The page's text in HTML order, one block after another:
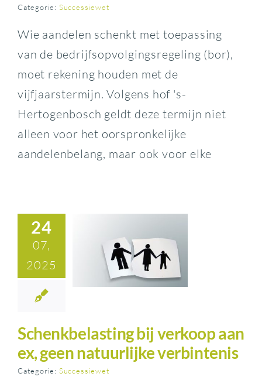
Categorie: Successiewet
Wie aandelen schenkt met toepassing
van de bedrijfsopvolgingsregeling (bor),
moet rekening houden met de
vijfjaarstermijn. Volgens hof 's-
Hertogenbosch geldt deze termijn niet
alleen voor het oorspronkelijke
aandelenbelang, maar ook voor elke
24
07,
2025
Schenkbelasting bij verkoop aan
ex, geen natuurlijke verbintenis
Categorie: Successiewet